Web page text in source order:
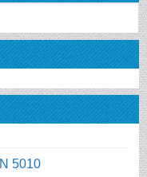
5011
5010
5009